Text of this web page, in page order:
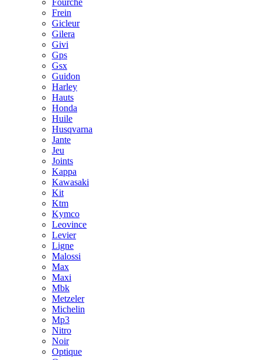
Fourche
Frein
Gicleur
Gilera
Givi
Gps
Gsx
Guidon
Harley
Hauts
Honda
Huile
Husqvarna
Jante
Jeu
Joints
Kappa
Kawasaki
Kit
Ktm
Kymco
Leovince
Levier
Ligne
Malossi
Max
Maxi
Mbk
Metzeler
Michelin
Mp3
Nitro
Noir
Optique